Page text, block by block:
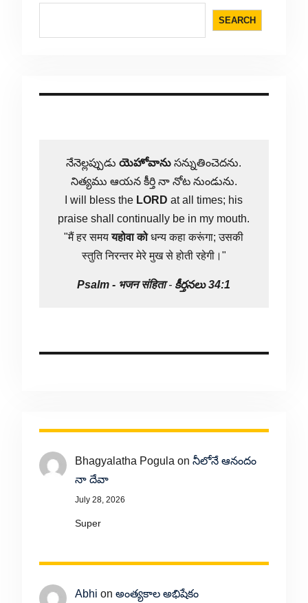
SEARCH
నేనెల్లప్పుడుయెహోవాను సన్నుతించెదను.
నిత్యము ఆయన కీర్తి నా నోట నుండును.
I will bless the LORD at all times; his
praise shall continually be in my mouth.
"मैं हर समययहोवा कोधन्य कहा करूंगा; उसकी
स्तुति निरन्तर मेरे मुख से होती रहेगी।"
Psalm - भजन संहिता- కీర్తనలు 34:1
Bhagyalatha Pogula on నీలోనే ఆనందం
నా దేవా
July 28, 2026
Super
Abhi on అంత్యకాల అభిషేకం